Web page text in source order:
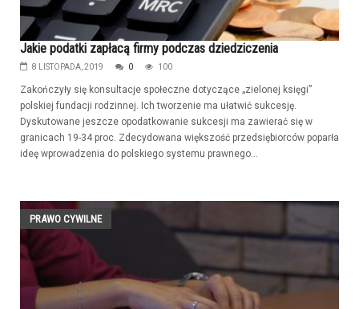
Jakie podatki zapłacą firmy podczas dziedziczenia
8 LISTOPADA, 2019 0 100
Zakończyły się konsultacje społeczne dotyczące „zielonej księgi”
polskiej fundacji rodzinnej. Ich tworzenie ma ułatwić sukcesję.
Dyskutowane jeszcze opodatkowanie sukcesji ma zawierać się w
granicach 19-34 proc. Zdecydowana większość przedsiębiorców poparła
ideę wprowadzenia do polskiego systemu prawnego...
PRAWO CYWILNE